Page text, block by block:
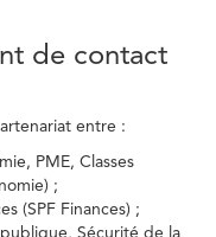
de contact
entre :
PME, Classes
;
(SPF Finances) ;
Sécurité de la